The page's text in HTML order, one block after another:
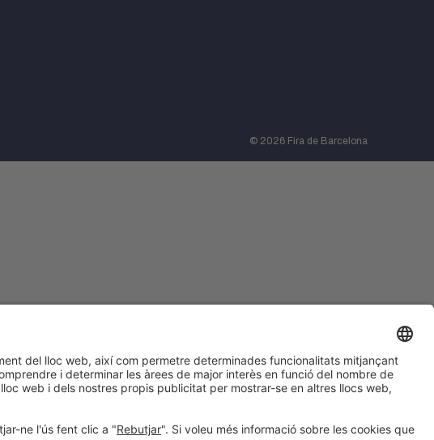
© 2026 Fira de Barcelona